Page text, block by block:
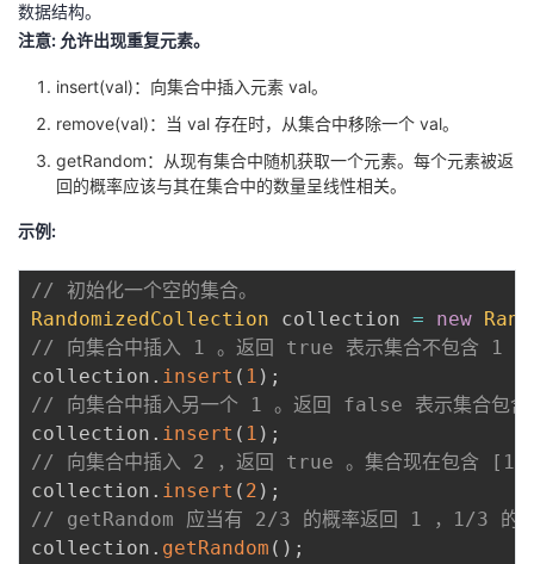
发
者
我
的
我
开
发
者
的
课
程
我
的
认
证
我
的
实
我
的
的
我
支
我
数据结构。
注意: 允许出现重复元素。
insert(val)：向集合中插入元素 val。
remove(val)：当 val 存在时，从集合中移除一个 val。
getRandom：从现有集合中随机获取一个元素。每个元素被返
回的概率应该与其在集合中的数量呈线性相关。
示例:
// 初始化一个空的集合。
RandomizedCollection collection = new
// 向集合中插入 1 。返回 true 表示集合不包含 1
collection . insert ( 1 ) ;
// 向集合中插入另一个 1 。返回 false 表示集合
collection . insert ( 1 ) ;
// 向集合中插入 2 ，返回 true 。集合现在包含
collection . insert ( 2 ) ;
// getRandom 应当有 2/3 的概率返回 1 ，1/3 的
collection . getRandom ( ) ;